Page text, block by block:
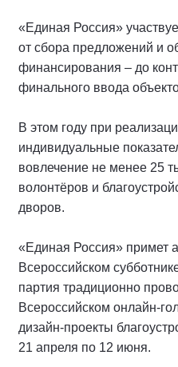
«Единая Россия»
от сбора предложений и
финансирования – до
финального ввода
В этом году при
индивидуальные
вовлечение не менее 25
волонтёров и
дворов.
«Единая Россия» примет
Всероссийском
партия традиционно
Всероссийском онлайн-
дизайн-проекты
21 апреля по 12 июня.